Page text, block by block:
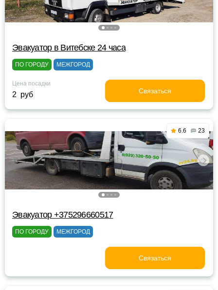
Эвакуатор в Витебске 24 часа
ПО ГОРОДУ МЕЖГОРОД
Цена посадки
2 руб Связаться
6.6 23
Эвакуатор +375296660517
ПО ГОРОДУ МЕЖГОРОД
Связаться